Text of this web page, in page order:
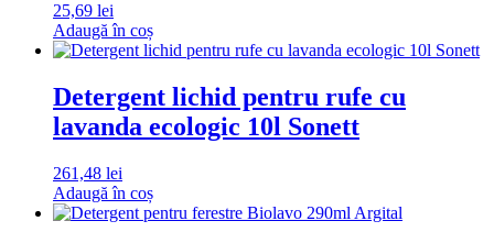
25,69 lei
Adaugă în coș
Detergent lichid pentru rufe cu
lavanda ecologic 10l Sonett
261,48 lei
Adaugă în coș